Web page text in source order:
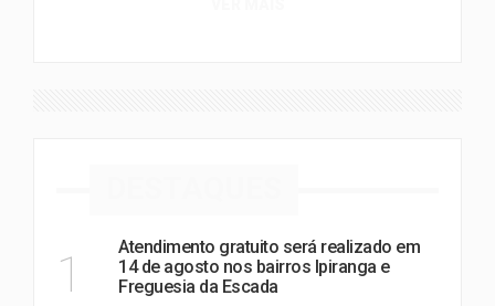
1
Atendimento gratuito será realizado em
14 de agosto nos bairros Ipiranga e
Freguesia da Escada